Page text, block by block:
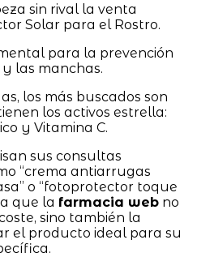
sin rival la venta
Solar para el Rostro.
para la prevención
las manchas.
los más buscados son
los activos estrella:
y Vitamina C.
sus consultas
“crema antiarrugas
o “fotoprotector toque
que la farmacia webno
sino también la
el producto ideal para su